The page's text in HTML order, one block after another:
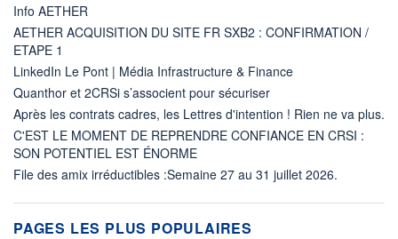
Info AETHER
AETHER ACQUISITION DU SITE FR SXB2 : CONFIRMATION /
ETAPE 1
LinkedIn Le Pont | Média Infrastructure & Finance
Quanthor et 2CRSi s’associent pour sécuriser
Après les contrats cadres, les Lettres d'intention ! Rien ne va plus.
C'EST LE MOMENT DE REPRENDRE CONFIANCE EN CRSI :
SON POTENTIEL EST ÉNORME
File des amix irréductibles :Semaine 27 au 31 juillet 2026.
PAGES LES PLUS POPULAIRES